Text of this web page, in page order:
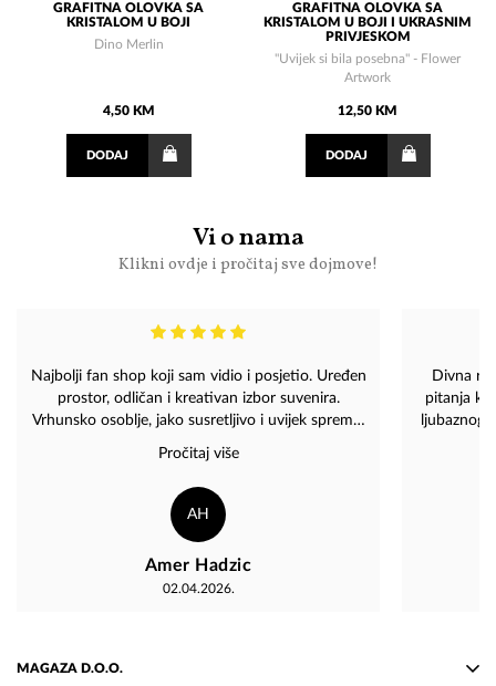
GRAFITNA OLOVKA SA
KRISTALOM U BOJI
Dino Merlin
4,50 KM
DODAJ
GRAFITNA OLOVKA SA
KRISTALOM U BOJI I UKRASNIM
PRIVJESKOM
"Uvijek si bila posebna" - Flower
Artwork
12,50 KM
DODAJ
Vi o nama
Klikni ovdje i pročitaj sve dojmove!
Najbolji fan shop koji sam vidio i posjetio. Uređen
prostor, odličan i kreativan izbor suvenira.
Vrhunsko osoblje, jako susretljivo i uvijek spremni
objasniti i pomoći. Jednostavno odlično. Bravo za
Tim Magaza
Pročitaj više
AH
Amer Hadzic
02.04.2026.
Divna
pitanja
ljubaznog
MAGAZA D.O.O.